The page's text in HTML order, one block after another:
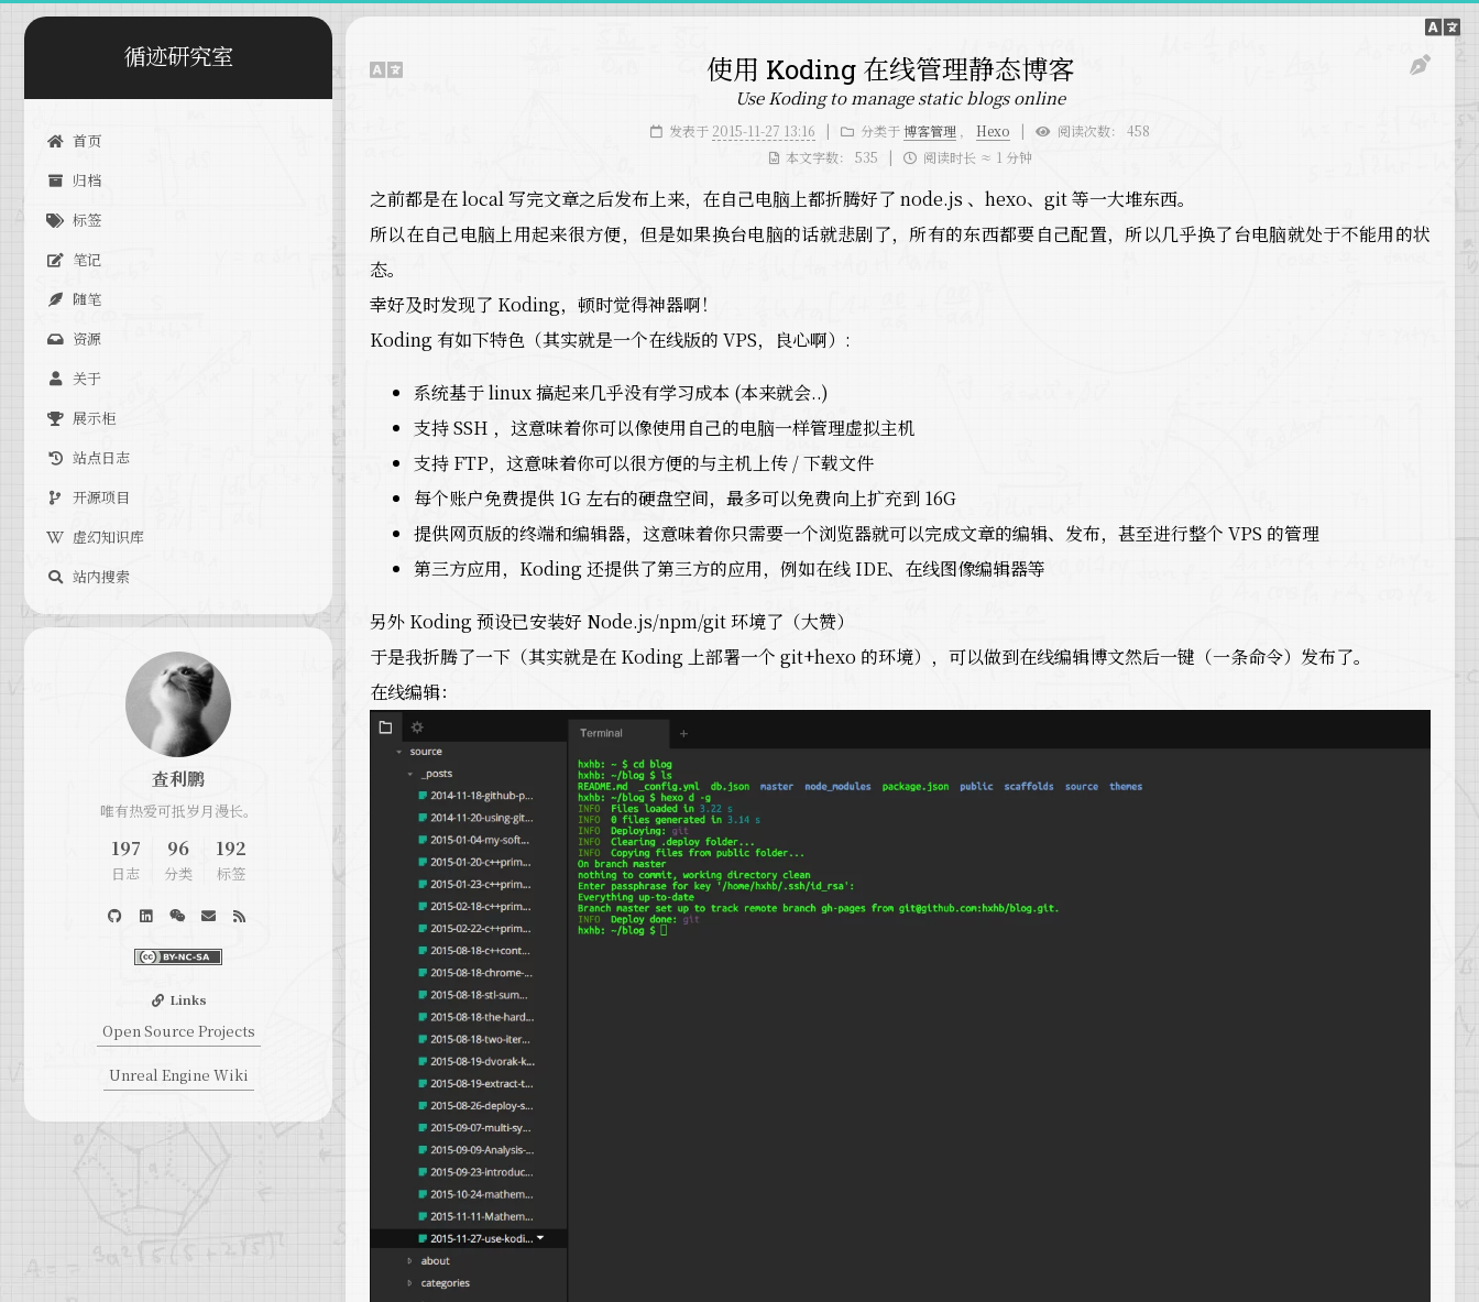
循迹研究室
首页
归档
标签
笔记
随笔
资源
关于
展示柜
站点日志
开源项目
虚幻知识库
站内搜索
使用 Koding 在线管理静态博客
Use Koding to manage static blogs online
发表于 2015-11-27 13:16 分类于博客管理 ， Hexo 阅读次数：
458
本文字数：
535 阅读时长 ≈ 1 分钟
之前都是在 local 写完文章之后发布上来，在自己电脑上都折腾好了 node.js 、hexo、git 等一大堆东西。
所以在自己电脑上用起来很方便，但是如果换台电脑的话就悲剧了，所有的东西都要自己配置，所以几乎换了台电脑就处于不能用的状
态。
幸好及时发现了 Koding，顿时觉得神器啊！
Koding 有如下特色（其实就是一个在线版的 VPS，良心啊）:
系统基于 linux 搞起来几乎没有学习成本 (本来就会..)
支持 SSH ，这意味着你可以像使用自己的电脑一样管理虚拟主机
支持 FTP，这意味着你可以很方便的与主机上传 / 下载文件
每个账户免费提供 1G 左右的硬盘空间，最多可以免费向上扩充到 16G
提供网页版的终端和编辑器，这意味着你只需要一个浏览器就可以完成文章的编辑、发布，甚至进行整个 VPS 的管理
第三方应用，Koding 还提供了第三方的应用，例如在线 IDE、在线图像编辑器等
另外 Koding 预设已安装好 Node.js/npm/git 环境了（大赞）
于是我折腾了一下（其实就是在 Koding 上部署一个 git+hexo 的环境），可以做到在线编辑博文然后一键（一条命令）发布了。
在线编辑：
查利鹏
唯有热爱可抵岁月漫长。
197
日志
96
分类
192
标签
Links
Open Source Projects
Unreal Engine Wiki